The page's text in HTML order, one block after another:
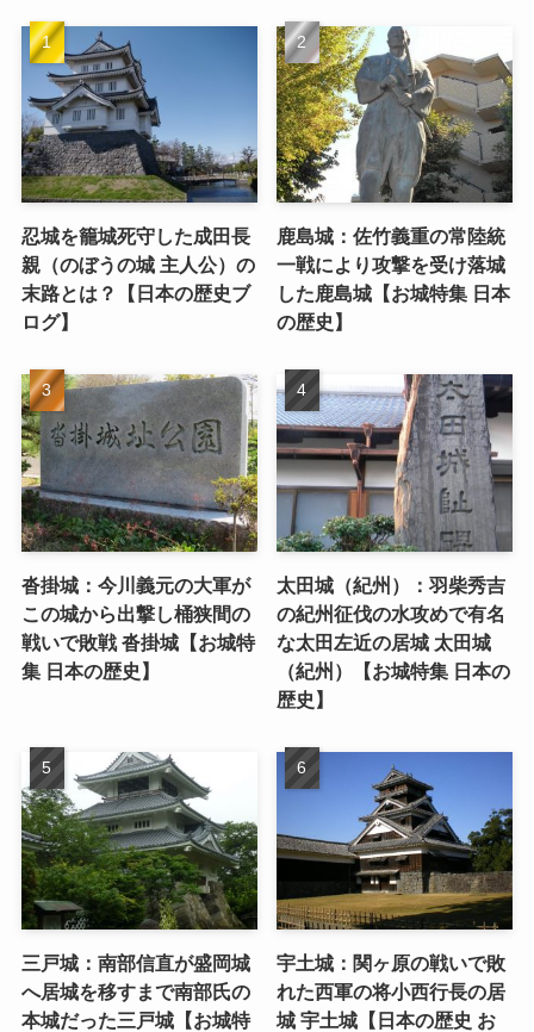
忍城を籠城死守した成田長
親（のぼうの城 主人公）の
末路とは？【日本の歴史ブ
ログ】
鹿島城：佐竹義重の常陸統
一戦により攻撃を受け落城
した鹿島城【お城特集 日本
の歴史】
沓掛城：今川義元の大軍が
この城から出撃し桶狭間の
戦いで敗戦 沓掛城【お城特
集 日本の歴史】
太田城（紀州）：羽柴秀吉
の紀州征伐の水攻めで有名
な太田左近の居城 太田城
（紀州）【お城特集 日本の
歴史】
三戸城：南部信直が盛岡城
へ居城を移すまで南部氏の
本城だった三戸城【お城特
宇土城：関ヶ原の戦いで敗
れた西軍の将小西行長の居
城 宇土城【日本の歴史 お